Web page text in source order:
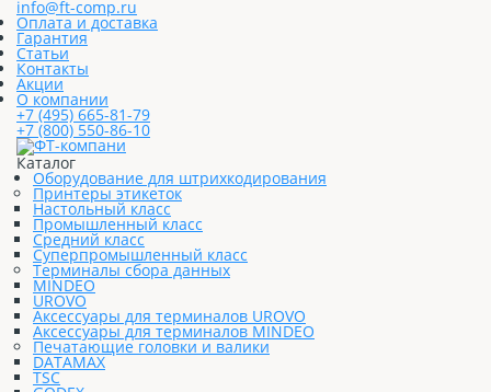
info@ft-comp.ru
Оплата и доставка
Гарантия
Статьи
Контакты
Акции
О компании
+7 (495) 665-81-79
+7 (800) 550-86-10
Каталог
Оборудование для штрихкодирования
Принтеры этикеток
Настольный класс
Промышленный класс
Средний класс
Суперпромышленный класс
Терминалы сбора данных
MINDEO
UROVO
Аксессуары для терминалов UROVO
Аксессуары для терминалов MINDEO
Печатающие головки и валики
DATAMAX
TSC